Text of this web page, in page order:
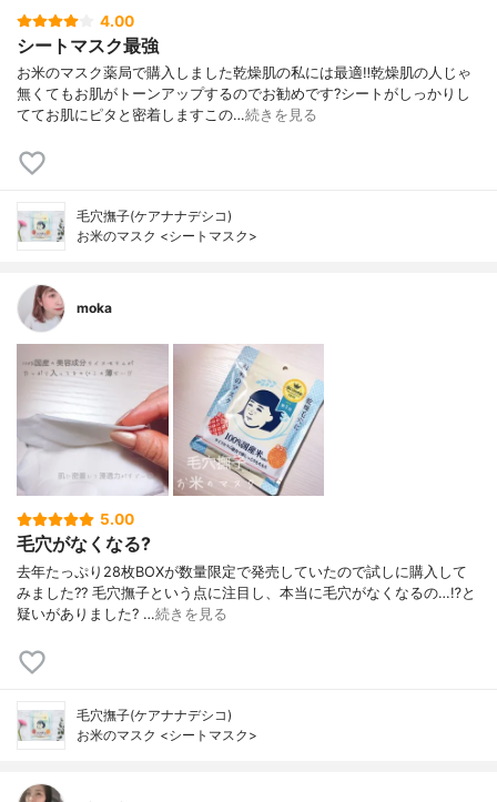
4.00
シートマスク最強
お米のマスク薬局で購入しました乾燥肌の私には最適‼️乾燥肌の人じゃ
無くてもお肌がトーンアップするのでお勧めです?シートがしっかりし
ててお肌にピタと密着しますこの…続きを見る
毛穴撫子(ケアナナデシコ)
お米のマスク <シートマスク>
moka
5.00
毛穴がなくなる?
去年たっぷり28枚BOXが数量限定で発売していたので試しに購入して
みました?? 毛穴撫子という点に注目し、本当に毛穴がなくなるの…⁉︎と
疑いがありました? …続きを見る
毛穴撫子(ケアナナデシコ)
お米のマスク <シートマスク>